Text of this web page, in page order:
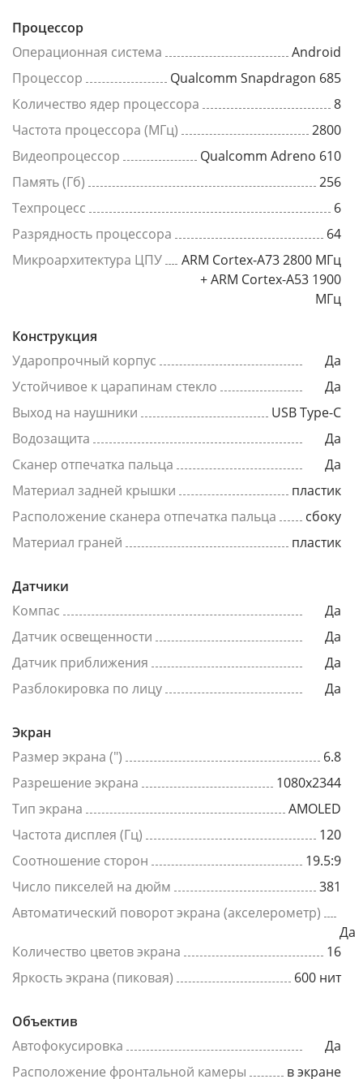
Процессор
Операционная система
Android
Процессор
Qualcomm Snapdragon 685
Количество ядер процессора
8
Частота процессора (МГц)
2800
Видеопроцессор
Qualcomm Adreno 610
Память (Гб)
256
Техпроцесс
6
Разрядность процессора
64
Микроархитектура ЦПУ
ARM Cortex-A73 2800 МГц
+ ARM Cortex-A53 1900
МГц
Конструкция
Ударопрочный корпус
Да
Устойчивое к царапинам стекло
Да
Выход на наушники
USB Type-C
Водозащита
Да
Сканер отпечатка пальца
Да
Материал задней крышки
пластик
Расположение сканера отпечатка пальца
сбоку
Материал граней
пластик
Датчики
Компас
Да
Датчик освещенности
Да
Датчик приближения
Да
Разблокировка по лицу
Да
Экран
Размер экрана (")
6.8
Разрешение экрана
1080x2344
Тип экрана
AMOLED
Частота дисплея (Гц)
120
Соотношение сторон
19.5:9
Число пикселей на дюйм
381
Автоматический поворот экрана (акселерометр)
Да
Количество цветов экрана
16
Яркость экрана (пиковая)
600 нит
Объектив
Автофокусировка
Да
Расположение фронтальной камеры
в экране